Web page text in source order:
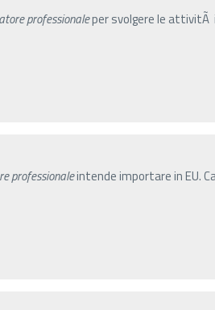
professionaleper svolgere le attivitÃ
professionaleintende importare in EU.